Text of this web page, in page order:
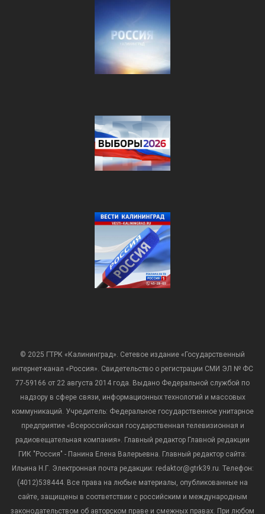
© 2025 ГТРК «Калининград». Сетевое издание «Государственный
интернет-канал «Россия». Свидетельство о регистрации СМИ ЭЛ № ФС
77-59166 от 22 августа 2014 года. Выдано Федеральной службой по
надзору в сфере связи, информационных технологий и массовых
коммуникаций. Учредитель: Федеральное государственное унитарное
предприятие «Всероссийская государственная телевизионная и
радиовещательная компания». Главный редактор Главной редакции
ГИК "Россия" - Панина Елена Валерьевна. Главный редактор сайта:
Ильина Н.Г. Электронная почта редакции: redaktor@gtrk39.ru. Телефон:
(4012)538444. Все права на любые материалы, опубликованные на
сайте, защищены в соответствии с российским и международным
законодательством об авторском праве и смежных правах. При любом